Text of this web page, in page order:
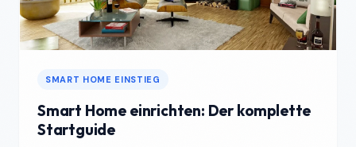
SMART HOME EINSTIEG
Smart Home einrichten: Der komplette
Startguide